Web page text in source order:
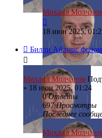
Михаил
18 июн 2025,
Билли Айлиш:
Михаил Молчанов
» 18 июн 2025, 01:24
0Ответы
697Просмотры
Последнее
Михаил